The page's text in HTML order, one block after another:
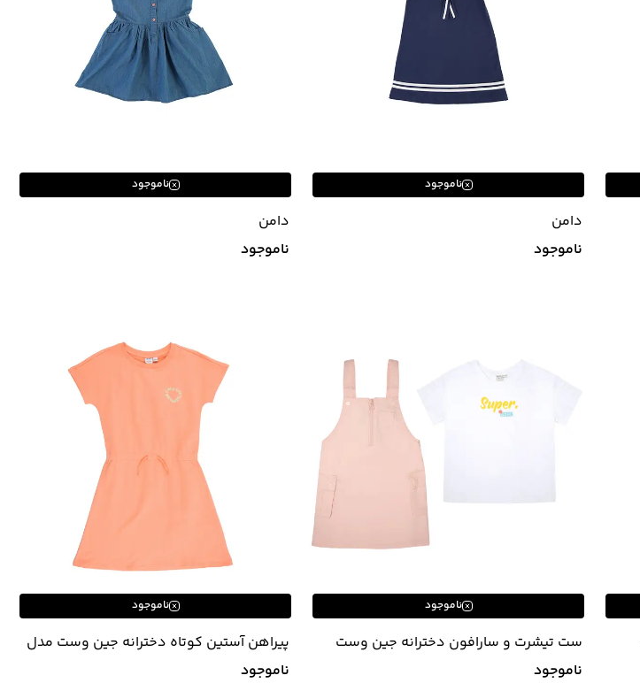
ناموجود
دامن
ناموجود
ناموجود
دامن
ناموجود
ناموجود
ست تیشرت و سارافون دخترانه جین وست
Jeanswest کد 12642507
ناموجود
ناموجود
پیراهن آستین کوتاه دخترانه جین وست مدل
K22642501
ناموجود